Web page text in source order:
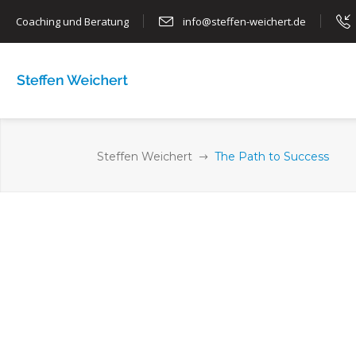
Coaching und Beratung info@steffen-weichert.de
Steffen Weichert The Path to Success